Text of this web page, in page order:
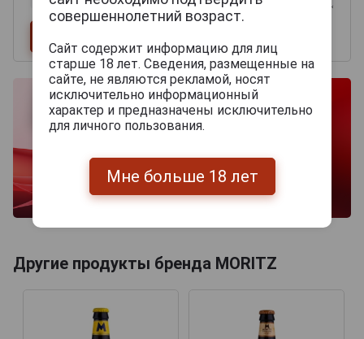
Другие продукты бренда MORITZ
совершеннолетний возраст.
Сайт содержит информацию для лиц
старше 18 лет. Сведения, размещенные на
сайте, не являются рекламой, носят
исключительно информационный
характер и предназначены исключительно
для личного пользования.
Мне больше 18 лет